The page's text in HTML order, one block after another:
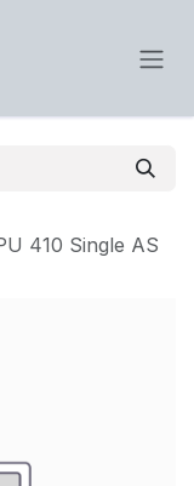
410 Single AS